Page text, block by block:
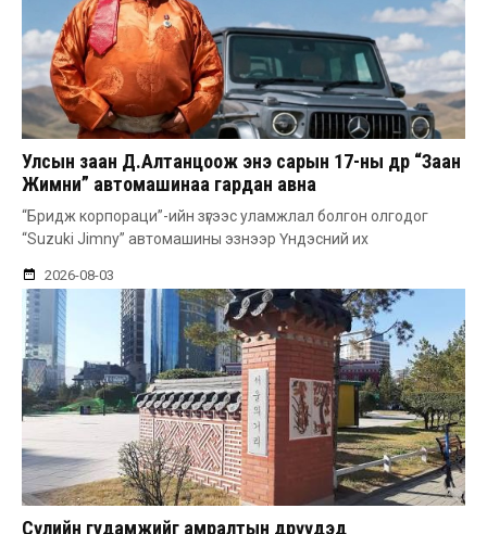
Улсын заан Д.Алтанцоож энэ сарын 17-ны өдөр “Заан
Жимни” автомашинаа гардан авна
“Бридж корпораци”-ийн зүгээс уламжлал болгон олгодог
“Suzuki Jimny” автомашины эзнээр Үндэсний их
2026-08-03
Сөүлийн гудамжийг амралтын өдрүүдэд